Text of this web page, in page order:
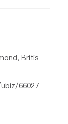
Britis
66027